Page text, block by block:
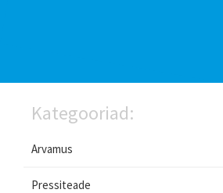
Kategooriad:
Arvamus
Pressiteade